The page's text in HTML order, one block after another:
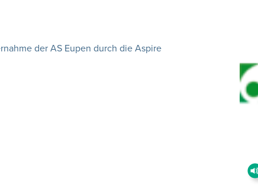
der AS Eupen durch die Aspire